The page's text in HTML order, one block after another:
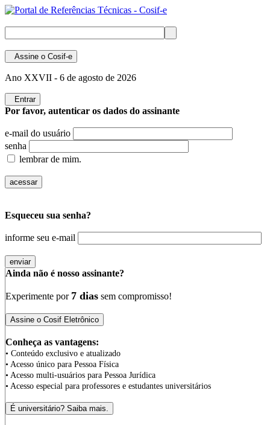
Assine o Cosif-e
Ano XXVII - 6 de agosto de 2026
Entrar
Por favor, autenticar os dados do assinante
e-mail do usuário
senha
lembrar de mim.
Esqueceu sua senha?
informe seu e-mail
Ainda não é nosso assinante?
Experimente por 7 dias sem compromisso!
Conheça as vantagens:
• Conteúdo exclusivo e atualizado
• Acesso único para Pessoa Física
• Acesso multi-usuários para Pessoa Jurídica
• Acesso especial para professores e estudantes universitários